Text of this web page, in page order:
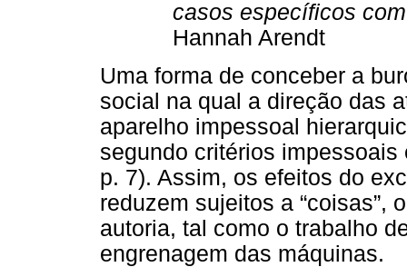
casos específicos
Hannah Arendt
Uma forma de conceber a
social na qual a direção das
aparelho impessoal
segundo critérios impessoais
p. 7). Assim, os efeitos do
reduzem sujeitos a “coisas”,
autoria, tal como o trabalho
engrenagem das máquinas.